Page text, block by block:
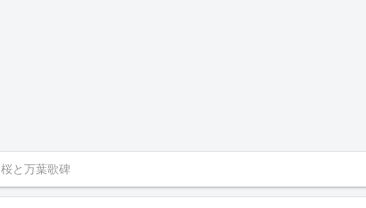
桜と万葉歌碑